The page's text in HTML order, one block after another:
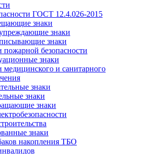
ГОСТ 12.4.026-2015
знаки
знаки
знаки
пожарной безопасности
знаки
медицинского и санитарного
знаки
знаки
знаки
знаки
накопления ТБО